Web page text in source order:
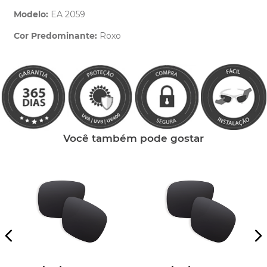
Modelo: EA 2059
Cor Predominante: Roxo
Você também pode gostar